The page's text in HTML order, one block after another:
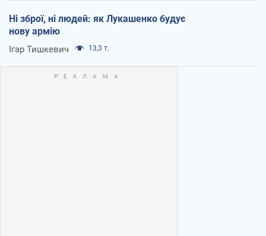
Ні зброї, ні людей: як Лукашенко будує
нову армію
Ігар Тишкевич 13,3 т.